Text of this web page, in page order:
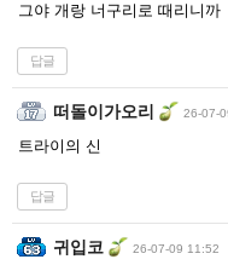
그야 개랑 너구리로 때리니까
답글
떠돌이가오리 26-07-
트라이의 신
답글
귀입코 26-07-09 11:52